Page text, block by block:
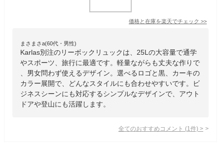
価格と在庫を楽天でチェック >>
まさまさa(60代・男性)
Karlas別注のリーボックリュックは、25Lの大容量で通学
やスポーツ、旅行に最適です。軽量ながらも丈夫な作りで
、男女問わず使えるデザイン。選べるロゴと黒、カーキの
カラー展開で、どんなスタイルにも合わせやすいです。ビ
ジネスシーンにも対応するシンプルなデザインで、アウト
ドアや登山にも活躍します。
全てのおすすめコメント (1 件) >